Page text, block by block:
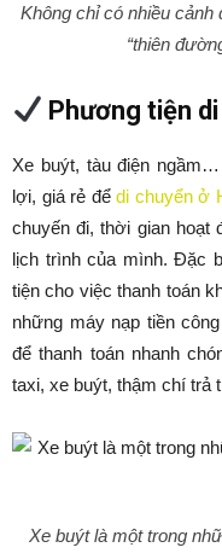
Không chỉ có nhiều cảnh
“thiên
Phương tiện
Xe buýt, tàu điện
lợi, giá rẻ đểdi chuyển ở
chuyến đi, thời gian hoạt
lịch trình của mình. Đặc
tiện cho việc thanh toán
những máy nạp tiền
để thanh toán nhanh
taxi, xe buýt, thậm chí trả
Xe buýt là một trong